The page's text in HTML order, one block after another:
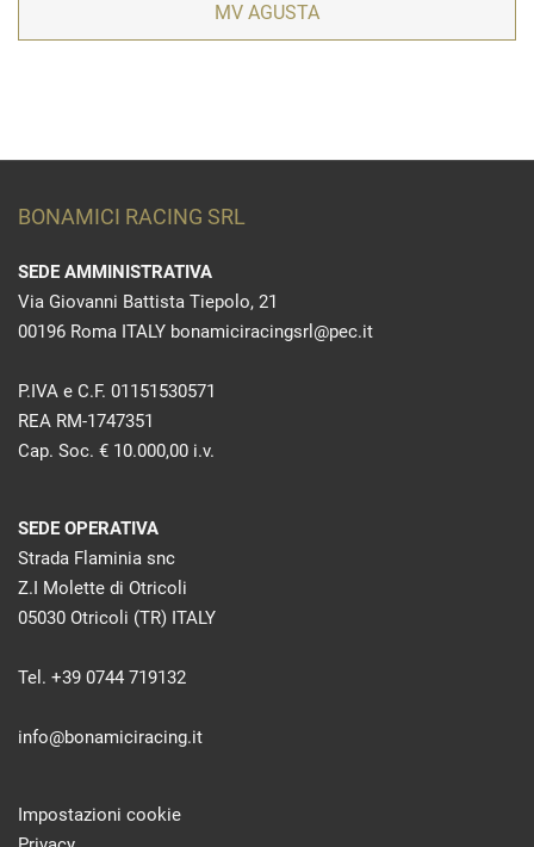
MV AGUSTA
BONAMICI RACING SRL
SEDE AMMINISTRATIVA
Via Giovanni Battista Tiepolo, 21
00196 Roma ITALY bonamiciracingsrl@pec.it
P.IVA e C.F. 01151530571
REA RM-1747351
Cap. Soc. € 10.000,00 i.v.
SEDE OPERATIVA
Strada Flaminia snc
Z.I Molette di Otricoli
05030 Otricoli (TR) ITALY
Tel. +39 0744 719132
info@bonamiciracing.it
Impostazioni cookie